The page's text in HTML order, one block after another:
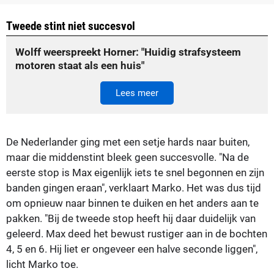
Tweede stint niet succesvol
Wolff weerspreekt Horner: "Huidig strafsysteem
motoren staat als een huis"
Lees meer
De Nederlander ging met een setje hards naar buiten,
maar die middenstint bleek geen succesvolle. "Na de
eerste stop is Max eigenlijk iets te snel begonnen en zijn
banden gingen eraan", verklaart Marko. Het was dus tijd
om opnieuw naar binnen te duiken en het anders aan te
pakken. "Bij de tweede stop heeft hij daar duidelijk van
geleerd. Max deed het bewust rustiger aan in de bochten
4, 5 en 6. Hij liet er ongeveer een halve seconde liggen",
licht Marko toe.